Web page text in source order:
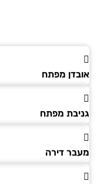
מפתח
מפתח
דירה